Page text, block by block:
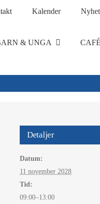
Kalender
& UNGA
Detaljer
Datum:
11 november 2028
Tid:
09:00–13:00